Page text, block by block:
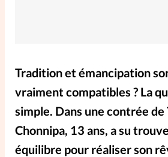
La Bible au féminin
Lifestyle
PersonnElles
Tradition et émancipation
vraiment compatibles ? La
simple. Dans une contrée de
Chonnipa, 13 ans, a su
équilibre pour réaliser son